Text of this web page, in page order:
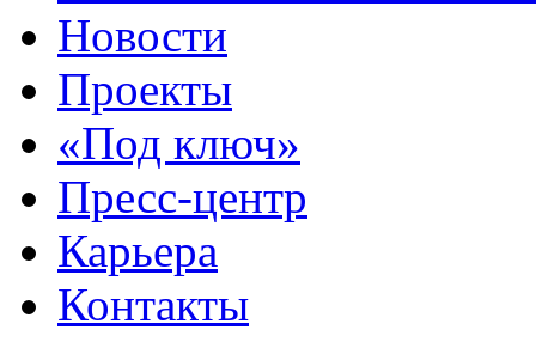
Новости
Проекты
«Под ключ»
Пресс-центр
Карьера
Контакты